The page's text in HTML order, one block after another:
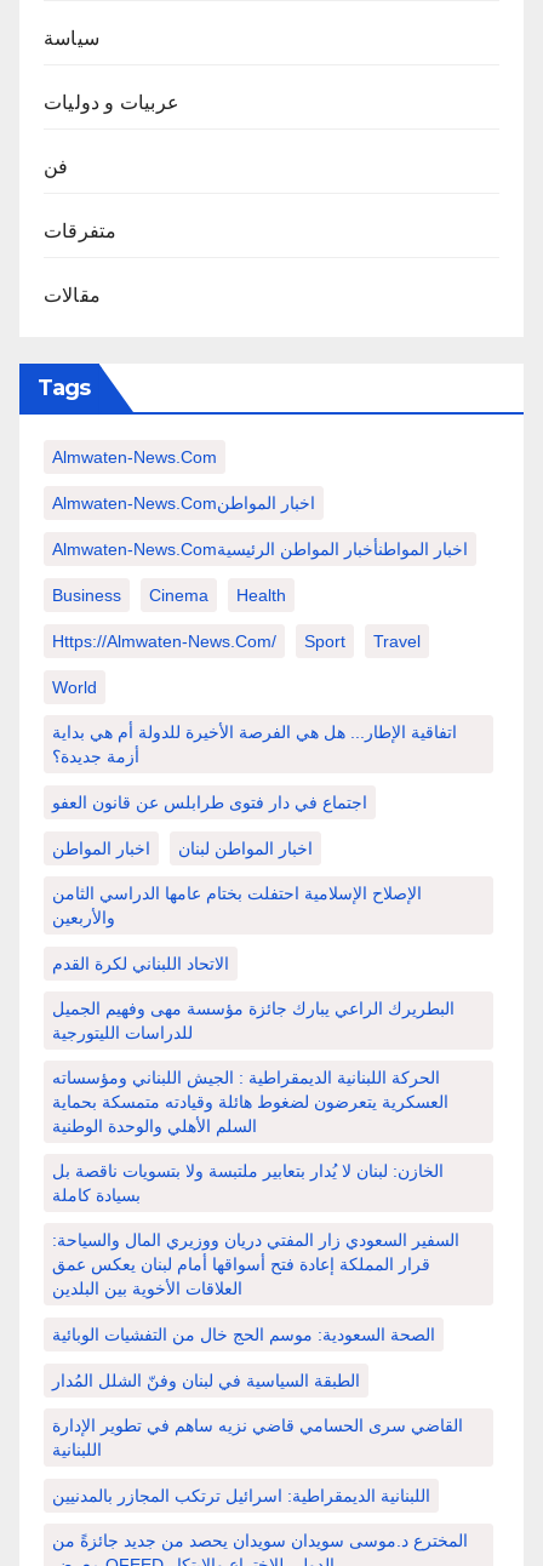
سياسة
عربيات و دوليات
فن
متفرقات
مقالات
Tags
Almwaten-News.com
Almwaten-News.comاخبار المواطن
Almwaten-News.comاخبار المواطنأخبار المواطن الرئيسية
Business Cinema Health
Https://almwaten-News.com/ Sport Travel
World
اتفاقية الإطار... هل هي الفرصة الأخيرة للدولة أم هي بداية
أزمة جديدة؟
اجتماع في دار فتوى طرابلس عن قانون العفو
اخبار المواطن اخبار المواطن لبنان
الإصلاح الإسلامية احتفلت بختام عامها الدراسي الثامن
والأربعين
الاتحاد اللبناني لكرة القدم
البطريرك الراعي يبارك جائزة مؤسسة مهى وفهيم الجميل
للدراسات الليتورجية
الحركة اللبنانية الديمقراطية : الجيش اللبناني ومؤسساته
العسكرية يتعرضون لضغوط هائلة وقيادته متمسكة بحماية
السلم الأهلي والوحدة الوطنية
الخازن: لبنان لا يُدار بتعابير ملتبسة ولا بتسويات ناقصة بل
بسيادة كاملة
السفير السعودي زار المفتي دريان ووزيري المال والسياحة:
قرار المملكة إعادة فتح أسواقها أمام لبنان يعكس عمق
العلاقات الأخوية بين البلدين
الصحة السعودية: موسم الحج خال من التفشيات الوبائية
الطبقة السياسية في لبنان وفنّ الشلل المُدار
القاضي سرى الحسامي قاضي نزيه ساهم في تطوير الإدارة
اللبنانية
اللبنانية الديمقراطية: اسرائيل ترتكب المجازر بالمدنيين
المخترع د.موسى سويدان سويدان يحصد من جديد جائزةً من